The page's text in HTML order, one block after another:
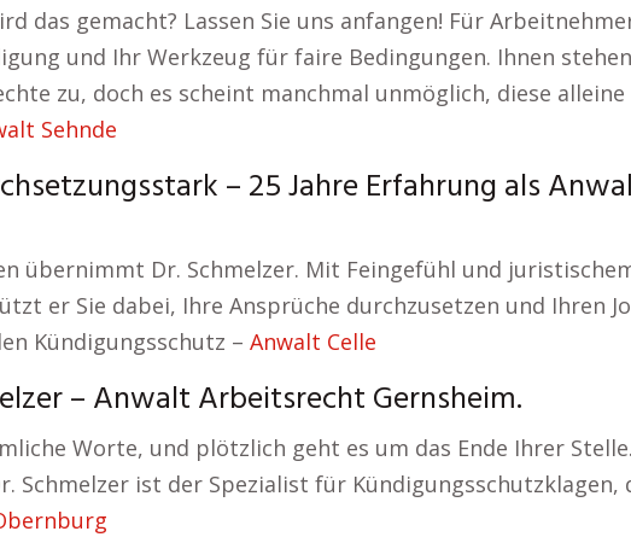
das gemacht? Lassen Sie uns anfangen! Für
und Ihr Werkzeug für faire Bedingungen. Ihnen
zu, doch es scheint manchmal unmöglich, diese alleine
Sehnde
– 25 Jahre Erfahrung als
übernimmt Dr. Schmelzer. Mit Feingefühl und
er Sie dabei, Ihre Ansprüche durchzusetzen und Ihren
Kündigungsschutz – Anwalt Celle
– Anwalt Arbeitsrecht Gernsheim.
Worte, und plötzlich geht es um das Ende Ihrer Stelle.
Schmelzer ist der Spezialist für Kündigungsschutzklagen,